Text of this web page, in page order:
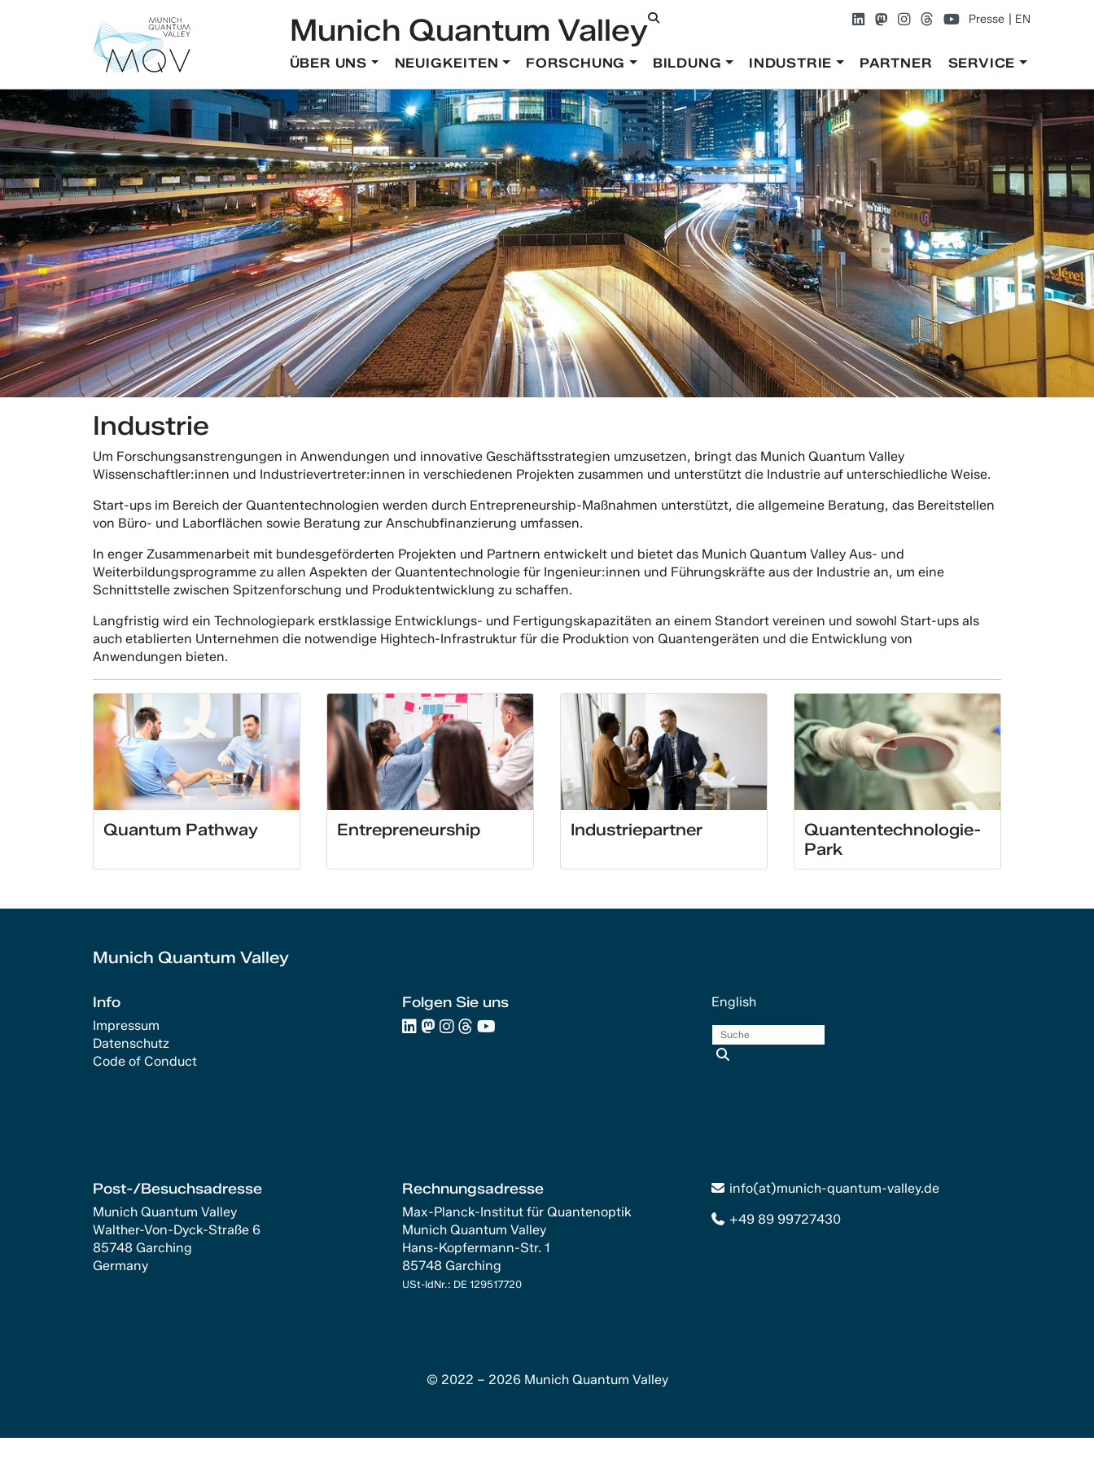
Munich Quantum Valley Presse EN
ÜBER UNS NEUIGKEITEN FORSCHUNG BILDUNG INDUSTRIE PARTNER SERVICE
Industrie
Um Forschungsanstrengungen in Anwendungen und innovative Geschäftsstrategien umzusetzen, bringt das Munich Quantum Valley
Wissenschaftler:innen und Industrievertreter:innen in verschiedenen Projekten zusammen und unterstützt die Industrie auf unterschiedliche Weise.
Start-ups im Bereich der Quantentechnologien werden durch Entrepreneurship-Maßnahmen unterstützt, die allgemeine Beratung, das Bereitstellen
von Büro- und Laborflächen sowie Beratung zur Anschubfinanzierung umfassen.
In enger Zusammenarbeit mit bundesgeförderten Projekten und Partnern entwickelt und bietet das Munich Quantum Valley Aus- und
Weiterbildungsprogramme zu allen Aspekten der Quantentechnologie für Ingenieur:innen und Führungskräfte aus der Industrie an, um eine
Schnittstelle zwischen Spitzenforschung und Produktentwicklung zu schaffen.
Langfristig wird ein Technologiepark erstklassige Entwicklungs- und Fertigungskapazitäten an einem Standort vereinen und sowohl Start-ups als
auch etablierten Unternehmen die notwendige Hightech-Infrastruktur für die Produktion von Quantengeräten und die Entwicklung von
Anwendungen bieten.
Quantum Pathway Entrepreneurship Industriepartner
Quantentechnologie-
Park
Munich Quantum Valley
Info
Impressum
Datenschutz
Code of Conduct
Folgen Sie uns English
Post-/Besuchsadresse
Munich Quantum Valley
Walther-Von-Dyck-Straße 6
85748 Garching
Germany
Rechnungsadresse
Max-Planck-Institut für Quantenoptik
Munich Quantum Valley
Hans-Kopfermann-Str. 1
85748 Garching
USt-IdNr.: DE 129517720
info(at)munich-quantum-valley.de
+49 89 99727430
© 2022 – 2026 Munich Quantum Valley